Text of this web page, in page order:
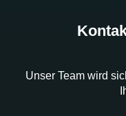
Unser Team wird